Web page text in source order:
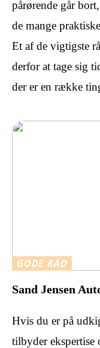
pårørende går
de mange
Et af de vigtigste
derfor at tage sig
der er en række
GODE RÅD
Sand Jensen
Hvis du er på
tilbyder ekspertise